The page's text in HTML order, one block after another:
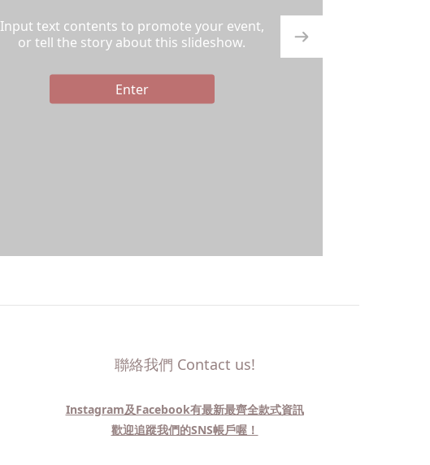
Input text contents to promote your event,
or tell the story about this slideshow.
Enter
聯絡我們 Contact us!
Instagram及Facebook有最新最齊全款式資訊
歡迎追蹤我們的SNS帳戶喔！